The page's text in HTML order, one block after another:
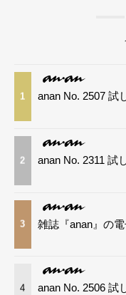
1 anan No. 2507 試
2 anan No. 2311 試
3 雑誌『anan』の
4 anan No. 2506 試